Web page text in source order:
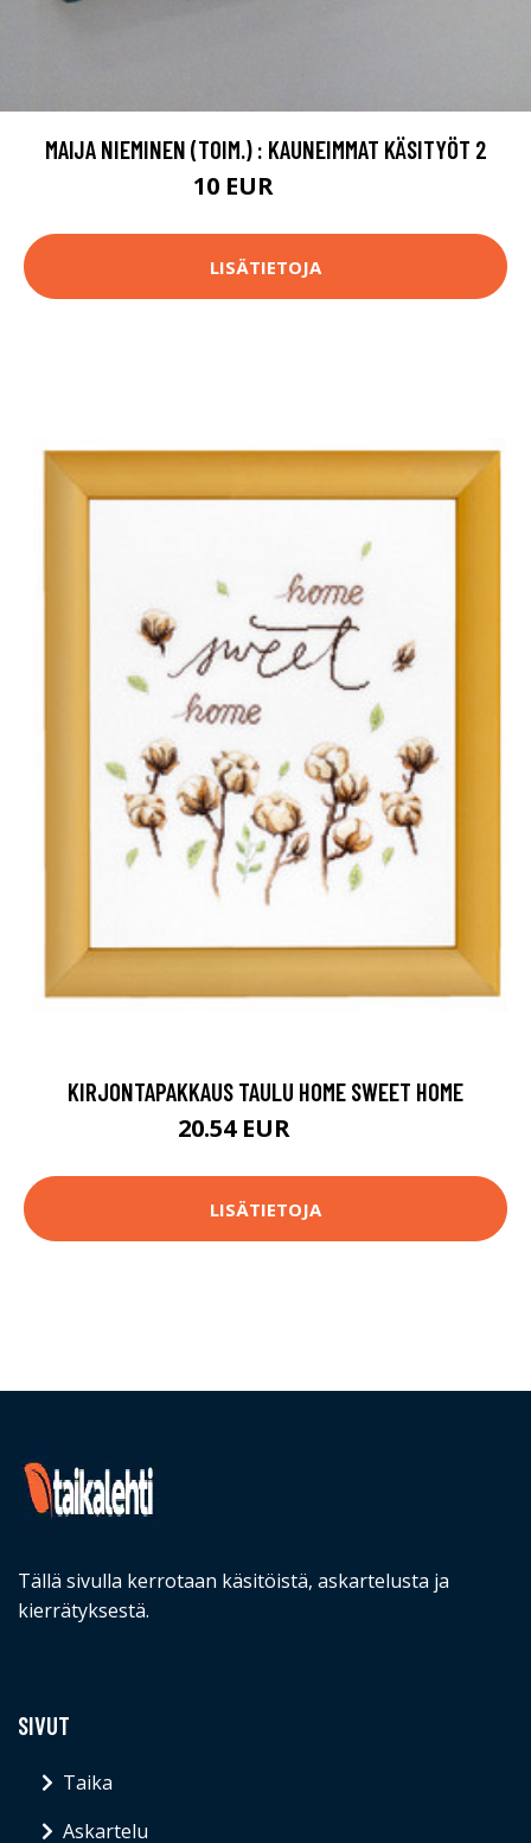
MAIJA NIEMINEN (TOIM.) : KAUNEIMMAT KÄSITYÖT 2
10 EUR
LISÄTIETOJA
KIRJONTAPAKKAUS TAULU HOME SWEET HOME
20.54 EUR
LISÄTIETOJA
Tällä sivulla kerrotaan käsitöistä, askartelusta ja
kierrätyksestä.
SIVUT
Taika
Askartelu